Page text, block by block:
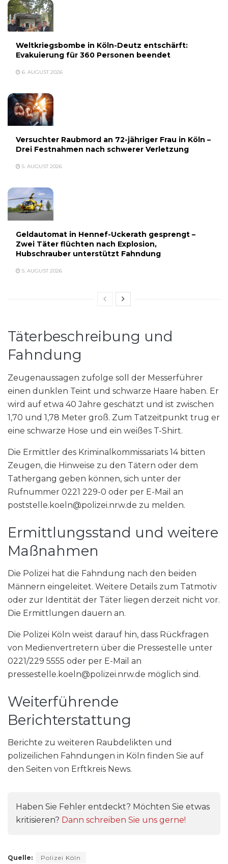
Weltkriegsbombe in Köln-Deutz entschärft:
Evakuierung für 360 Personen beendet
6. AUGUST 2026
Versuchter Raubmord an 72-jähriger Frau in Köln –
Drei Festnahmen nach schwerer Verletzung
5. AUGUST 2026
Geldautomat in Hennef-Uckerath gesprengt –
Zwei Täter flüchten nach Explosion,
Hubschrauber unterstützt Fahndung
5. AUGUST 2026
Täterbeschreibung und
Fahndung
Zeugenaussagen zufolge soll der Messerführer
einen dunklen Teint und schwarze Haare haben. Er
wird auf etwa 40 Jahre geschätzt und ist zwischen
1,70 und 1,78 Meter groß. Zum Tatzeitpunkt trug er
eine schwarze Hose und ein weißes T-Shirt.
Die Ermittler des Kriminalkommissariats 14 bitten
Zeugen, die Hinweise zu den Tätern oder dem
Tathergang geben können, sich unter der
Rufnummer 0221 229-0 oder per E-Mail an
poststelle.koeln@polizei.nrw.de zu melden.
Ermittlungsstand und weitere
Maßnahmen
Die Polizei hat die Fahndung nach den beiden
Männern eingeleitet. Weitere Details zum Tatmotiv
oder zur Identität der Täter liegen derzeit nicht vor.
Die Ermittlungen dauern an.
Die Polizei Köln weist darauf hin, dass Rückfragen
von Medienvertretern über die Pressestelle unter
0221/229 5555 oder per E-Mail an
pressestelle.koeln@polizei.nrw.de möglich sind.
Weiterführende
Berichterstattung
Berichte zu weiteren Raubdelikten und
polizeilichen Fahndungen in Köln finden Sie auf
den Seiten von Erftkreis News.
Haben Sie Fehler entdeckt? Möchten Sie etwas
kritisieren? Dann schreiben Sie uns gerne!
Quelle: Polizei Köln